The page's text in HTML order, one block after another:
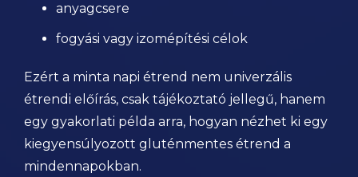
anyagcsere
fogyási vagy izomépítési célok
Ezért a minta napi étrend nem univerzális
étrendi előírás, csak tájékoztató jellegű, hanem
egy gyakorlati példa arra, hogyan nézhet ki egy
kiegyensúlyozott gluténmentes étrend a
mindennapokban.